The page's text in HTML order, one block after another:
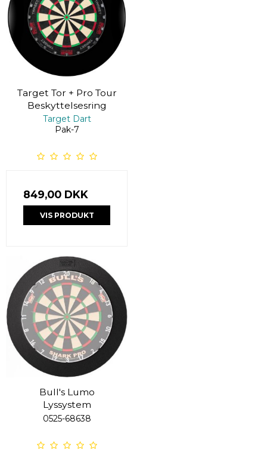
Target Tor + Pro Tour
Beskyttelsesring
Target Dart
Pak-7
849,00 DKK
VIS PRODUKT
Bull's Lumo
Lyssystem
0525-68638